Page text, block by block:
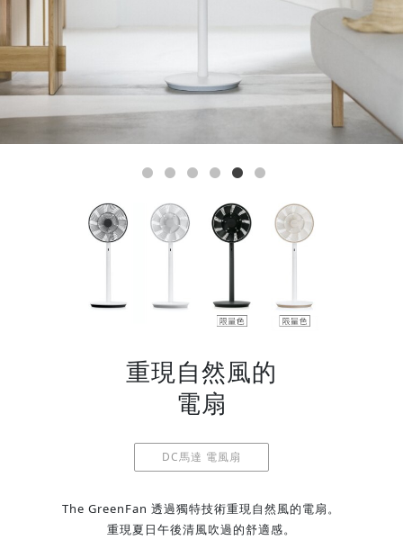
重現自然風的
電扇
DC馬達 電風扇
The GreenFan 透過獨特技術重現自然風的電扇。
重現夏日午後清風吹過的舒適感。